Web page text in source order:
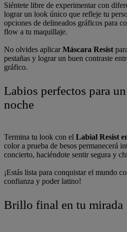
Siéntete libre de experimentar con
lograr un look único que refleje tu
opciones de delineados gráficos para
flow a tu maquillaje.
No olvides aplicarMáscara Resist
pestañas y lograr un buen contraste
gráfico.
Labios perfectos para
noche
Termina tu look con el Labial Resist
color a prueba de besos permanecerá
concierto, haciéndote sentir segura y
¡Estás lista para conquistar el mundo
confianza y poder latino!
Brillo final en tu mirada